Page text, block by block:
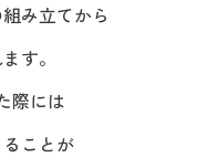
み立てから
す。
際には
ことが